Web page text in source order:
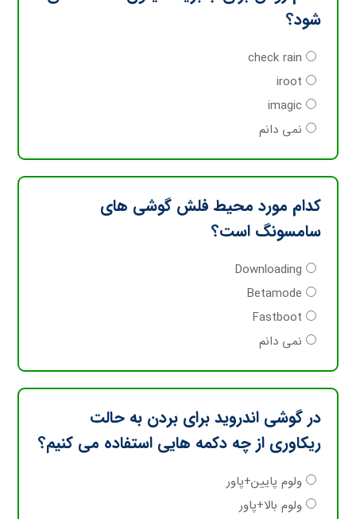
شود؟
نمی دانم
کدام مورد محیط فلش گوشی های
سامسونگ است؟
نمی دانم
در گوشی اندروید برای بردن به حالت
ریکاوری از چه دکمه هایی استفاده می کنیم؟
ولوم پایین+پاور
ولوم بالا+پاور